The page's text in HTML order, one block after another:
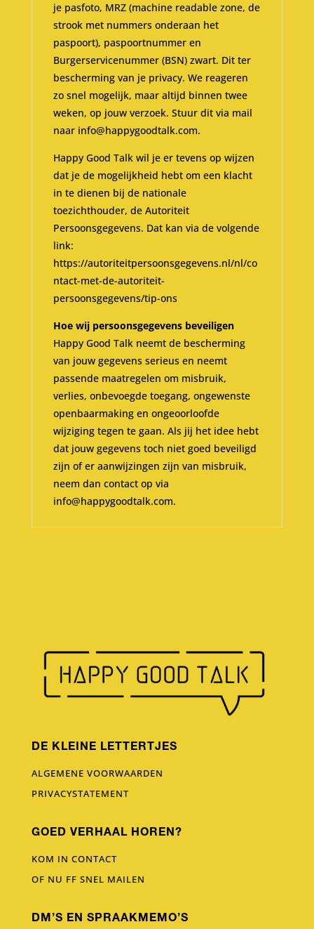
je pasfoto, MRZ (machine readable zone, de
strook met nummers onderaan het
paspoort), paspoortnummer en
Burgerservicenummer (BSN) zwart. Dit ter
bescherming van je privacy. We reageren
zo snel mogelijk, maar altijd binnen twee
weken, op jouw verzoek. Stuur dit via mail
naar info@happygoodtalk.com.
Happy Good Talk wil je er tevens op wijzen
dat je de mogelijkheid hebt om een klacht
in te dienen bij de nationale
toezichthouder, de Autoriteit
Persoonsgegevens. Dat kan via de volgende
link:
https://autoriteitpersoonsgegevens.nl/nl/co
ntact-met-de-autoriteit-
persoonsgegevens/tip-ons
Hoe wij persoonsgegevens beveiligen
Happy Good Talk neemt de bescherming
van jouw gegevens serieus en neemt
passende maatregelen om misbruik,
verlies, onbevoegde toegang, ongewenste
openbaarmaking en ongeoorloofde
wijziging tegen te gaan. Als jij het idee hebt
dat jouw gegevens toch niet goed beveiligd
zijn of er aanwijzingen zijn van misbruik,
neem dan contact op via
info@happygoodtalk.com.
DE KLEINE LETTERTJES
ALGEMENE VOORWAARDEN
PRIVACYSTATEMENT
GOED VERHAAL HOREN?
KOM IN CONTACT
OF NU FF SNEL MAILEN
DM’S EN SPRAAKMEMO’S